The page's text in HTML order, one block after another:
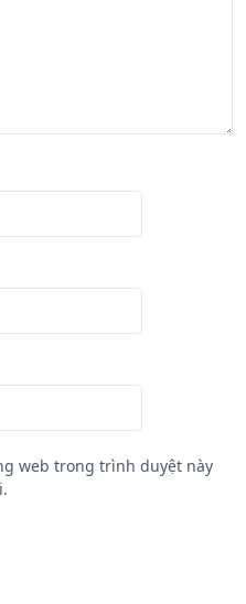
web trong trình duyệt này